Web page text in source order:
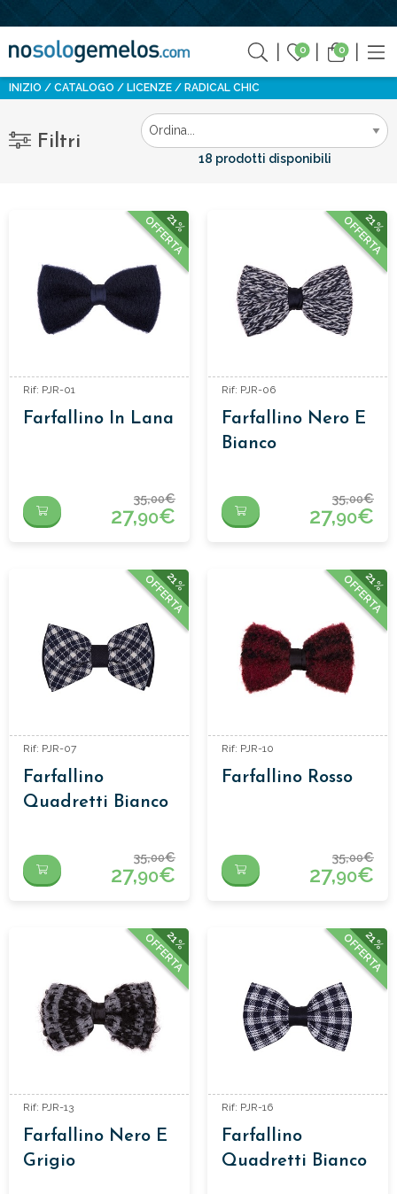
0 0
INIZIO CATALOGO LICENZE RADICAL CHIC
Filtri
18 prodotti disponibili
21%
OFFERTA
Rif: PJR-01
Farfallino In Lana
35,00€
27,90€
21%
OFFERTA
Rif: PJR-06
Farfallino Nero E
Bianco
35,00€
27,90€
21%
OFFERTA
Rif: PJR-07
Farfallino
Quadretti Bianco
35,00€
27,90€
21%
OFFERTA
Rif: PJR-10
Farfallino Rosso
35,00€
27,90€
21%
OFFERTA
Rif: PJR-13
Farfallino Nero E
Grigio
21%
OFFERTA
Rif: PJR-16
Farfallino
Quadretti Bianco